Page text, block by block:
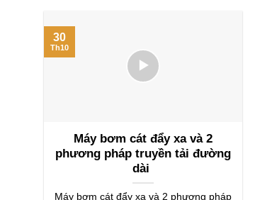
Máy bơm cát đẩy xa và 2
phương pháp truyền tải đường
dài
Máy bơm cát đẩy xa và 2 phương pháp
30
Th10